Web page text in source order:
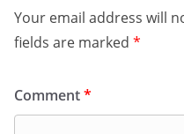
Your email address will
fields are marked *
Comment*